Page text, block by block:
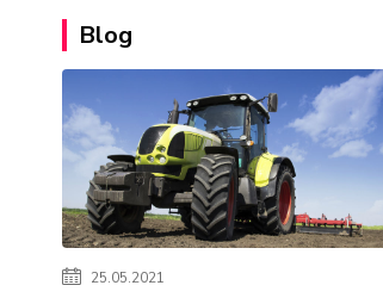
Blog
25.05.2021